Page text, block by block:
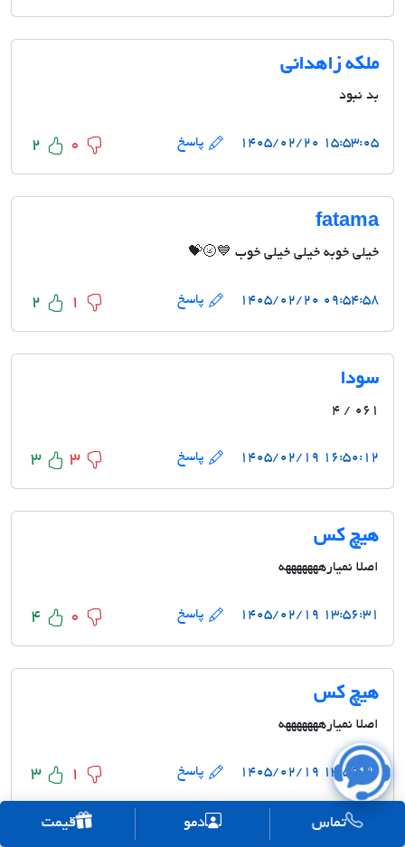
ملکه زاهدانی
بد نبود
۱۵:۵۳:۰۵ ۱۴۰۵/۰۲/۲۰ پاسخ 2 0
fatama
خیلی خوبه خیلی خیلی خوب 💙🌝💝
۰۹:۵۴:۵۸ ۱۴۰۵/۰۲/۲۰ پاسخ 2 1
سودا
061 / 4
۱۶:۵۰:۱۲ ۱۴۰۵/۰۲/۱۹ پاسخ 3 3
هیچ کس
اصلا نمیارهههههههه
۱۳:۵۶:۳۱ ۱۴۰۵/۰۲/۱۹ پاسخ 4 0
هیچ کس
اصلا نمیارهههههههه
۱۳:۵۶:۳۱ ۱۴۰۵/۰۲/۱۹ پاسخ 3 1
تماس دمو قیمت